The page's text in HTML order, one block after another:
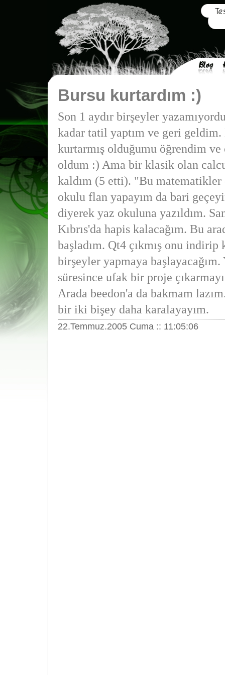
Bursu kurtardım :)
Son 1 aydır birşeyler
kadar tatil yaptım ve geri geldim.
kurtarmış olduğumu öğrendim
oldum :) Ama bir klasik olan
kaldım (5 etti). "Bu
okulu flan yapayım da bari
diyerek yaz okuluna yazıldım.
Kıbrıs'da hapis kalacağım. Bu
başladım. Qt4 çıkmış onu indirip
birşeyler yapmaya başlayacağım.
süresince ufak bir proje
Arada beedon'a da bakmam
bir iki bişey daha karalayayım.
22.Temmuz.2005 Cuma :: 11:05:06